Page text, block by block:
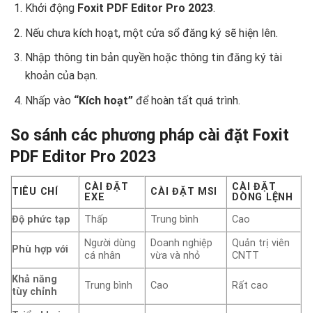
Khởi động Foxit PDF Editor Pro 2023.
Nếu chưa kích hoạt, một cửa sổ đăng ký sẽ hiện lên.
Nhập thông tin bản quyền hoặc thông tin đăng ký tài
khoản của bạn.
Nhấp vào “Kích hoạt”để hoàn tất quá trình.
So sánh các phương pháp cài đặt Foxit
PDF Editor Pro 2023
TIÊU CHÍ
CÀI ĐẶT
EXE
CÀI ĐẶT MSI
CÀI ĐẶT
DÒNG LỆNH
Độ phức tạp
Thấp Trung bình Cao
Phù hợp với
Người dùng
cá nhân
Doanh nghiệp
vừa và nhỏ
Quản trị viên
CNTT
Khả năng
tùy chỉnh
Trung bình Cao Rất cao